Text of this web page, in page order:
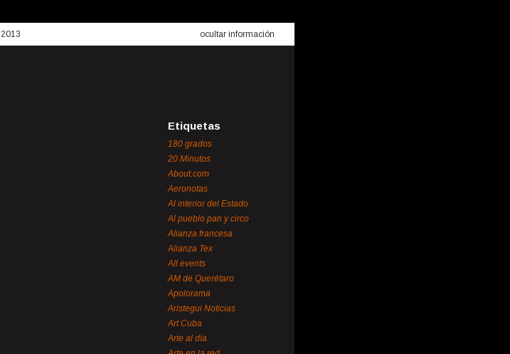
2013 ocultar información
Etiquetas
180 grados
20 Minutos
About.com
Aeronotas
Al interior del Estado
Al pueblo pan y circo
Alianza francesa
Alianza Tex
All events
AM de Querétaro
Apolorama
Aristegui Noticias
Art Cuba
Arte al día